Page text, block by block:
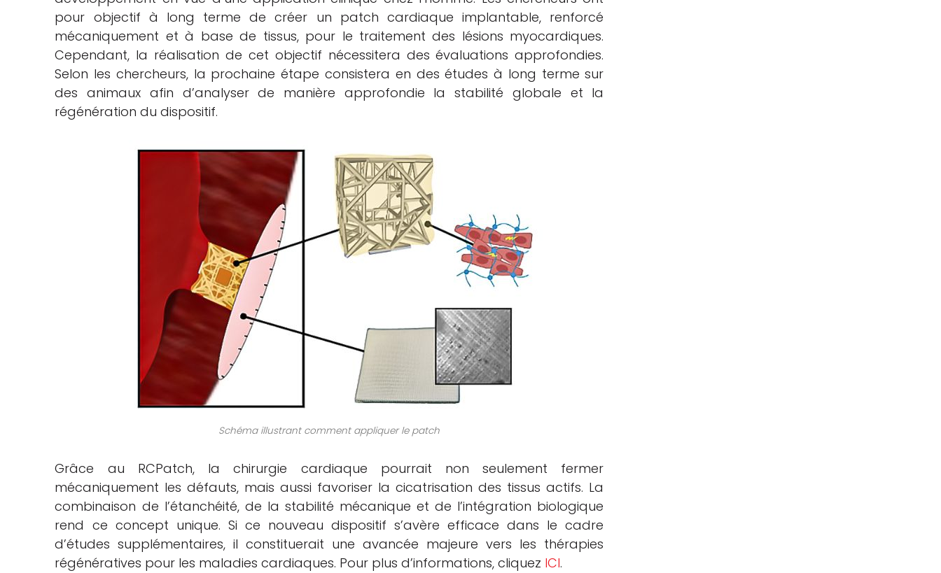
pour objectif à long terme de créer un patch cardiaque implantable, renforcé
mécaniquement et à base de tissus, pour le traitement des lésions myocardiques.
Cependant, la réalisation de cet objectif nécessitera des évaluations approfondies.
Selon les chercheurs, la prochaine étape consistera en des études à long terme sur
des animaux afin d’analyser de manière approfondie la stabilité globale et la
régénération du dispositif.
Schéma illustrant comment appliquer le patch
Grâce au RCPatch, la chirurgie cardiaque pourrait non seulement fermer
mécaniquement les défauts, mais aussi favoriser la cicatrisation des tissus actifs. La
combinaison de l’étanchéité, de la stabilité mécanique et de l’intégration biologique
rend ce concept unique. Si ce nouveau dispositif s’avère efficace dans le cadre
d’études supplémentaires, il constituerait une avancée majeure vers les thérapies
régénératives pour les maladies cardiaques. Pour plus d’informations, cliquez ICI.